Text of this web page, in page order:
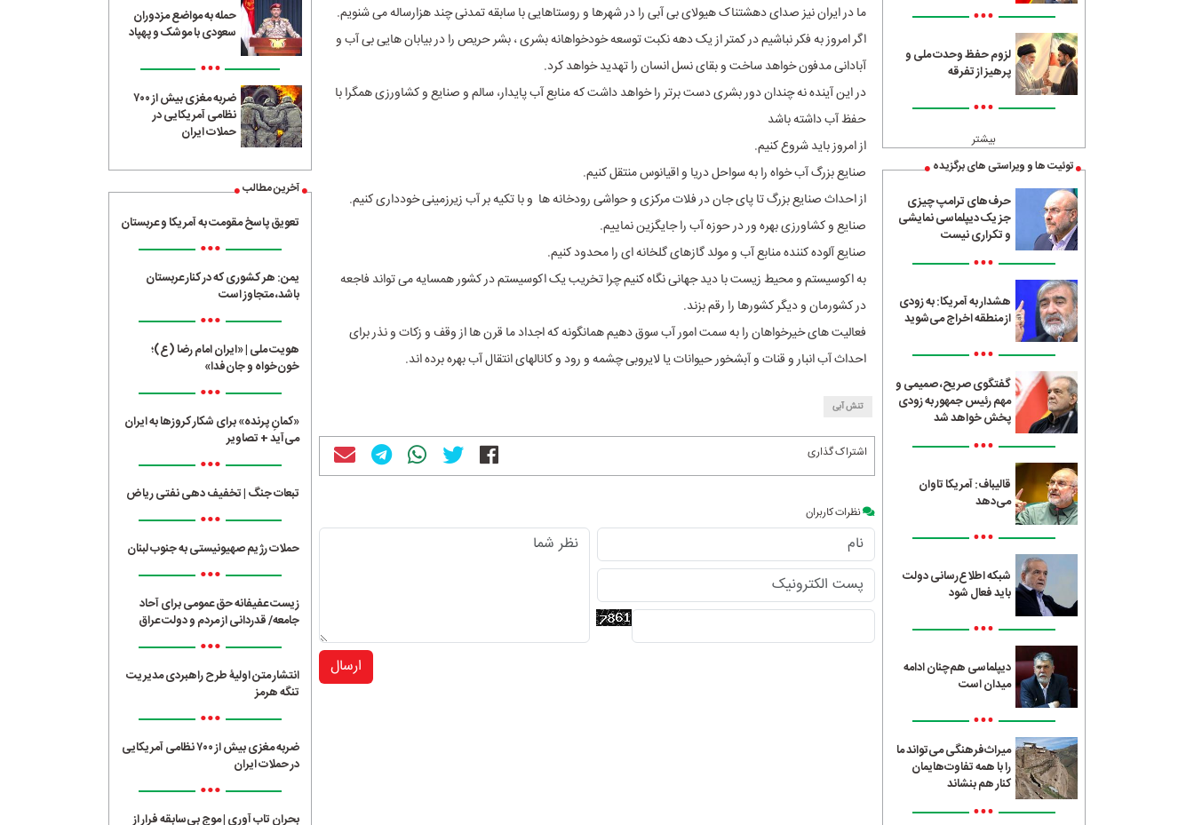
•••
لزوم حفظ وحدت ملی و
پرهیز از تفرقه
•••
بیشتر
توئیت ها و ویراستی های برگزیده
حرف‌های ترامپ چیزی
جز یک دیپلماسی نمایشی
و تکراری نیست
•••
هشدار به آمریکا: به زودی
از منطقه اخراج می‌شوید
•••
گفتگوی صریح، صمیمی و
مهم رئیس جمهور به زودی
پخش خواهد شد
•••
قالیباف: آمریکا تاوان
می‌دهد
•••
شبکه اطلاع‌رسانی دولت
باید فعال شود
•••
دیپلماسی هم‌چنان ادامه
میدان است
•••
میراث‌فرهنگی می‌تواند ما
را با همه تفاوت‌هایمان
کنار هم بنشاند
•••
ما در ایران نیز صدای دهشتناک هیولای بی آبی را در شهرها و روستاهایی با سابقه تمدنی چند هزارساله می شنویم.
اگر امروز به فکر نباشیم در کمتر از یک دهه نکبت توسعه خودخواهانه بشری ، بشر حریص را در بیابان هایی بی آب و
آبادانی مدفون خواهد ساخت و بقای نسل انسان را تهدید خواهد کرد.
در این آینده نه چندان دور بشری دست برتر را خواهد داشت که منابع آب پایدار، سالم و صنایع و کشاورزی همگرا با
حفظ آب داشته باشد
از امروز باید شروع کنیم.
صنایع بزرگ آب خواه را به سواحل دریا و اقیانوس منتقل کنیم.
از احداث صنایع بزرگ تا پای جان در فلات مرکزی و حواشی رودخانه ها و با تکیه بر آب زیرزمینی خودداری کنیم.
صنایع و کشاورزی بهره ور در حوزه آب را جایگزین نماییم.
صنایع آلوده کننده منابع آب و مولد گازهای گلخانه ای را محدود کنیم.
به اکوسیستم و محیط زیست با دید جهانی نگاه کنیم چرا تخریب یک اکوسیستم در کشور همسایه می تواند فاجعه
در کشورمان و دیگر کشورها را رقم بزند.
فعالیت های خیرخواهان را به سمت امور آب سوق دهیم همانگونه که اجداد ما قرن ها از وقف و زکات و نذر برای
احداث آب انبار و قنات و آبشخور حیوانات یا لایروبی چشمه و رود و کانالهای انتقال آب بهره برده اند.
تنش آبی
اشتراک گذاری
نظرات کاربران
ارسال
حمله به مواضع مزدوران
سعودی با موشک و پهپاد
•••
ضربه مغزی بیش از ۷۰۰
نظامی آمریکایی در
حملات ایران
آخرین مطالب
تعویق پاسخ مقومت به آمریکا و عربستان
•••
یمن: هر کشوری که در کنار عربستان
باشد، متجاوز است
•••
هویت ملی | «ایران امام رضا (ع)؛
خون‌خواه و جان‌فدا»
•••
«کمانِ پرنده» برای شکار کروزها به ایران
می‌آید + تصاویر
•••
تبعات جنگ | تخفیف دهی نفتی ریاض
•••
حملات رژیم صهیونیستی به جنوب لبنان
•••
زیست عفیفانه حق عمومی برای آحاد
جامعه/ قدردانی از مردم و دولت عراق
•••
انتشار متن اولیۀ طرح راهبردی مدیریت
تنگه هرمز
•••
ضربه مغزی بیش از ۷۰۰ نظامی آمریکایی
در حملات ایران
•••
بحران تاب آوری | موج بی‌سابقه فرار از